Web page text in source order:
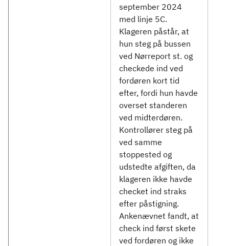
september 2024
med linje 5C.
Klageren påstår, at
hun steg på bussen
ved Nørreport st. og
checkede ind ved
fordøren kort tid
efter, fordi hun havde
overset standeren
ved midterdøren.
Kontrollører steg på
ved samme
stoppested og
udstedte afgiften, da
klageren ikke havde
checket ind straks
efter påstigning.
Ankenævnet fandt, at
check ind først skete
ved fordøren og ikke